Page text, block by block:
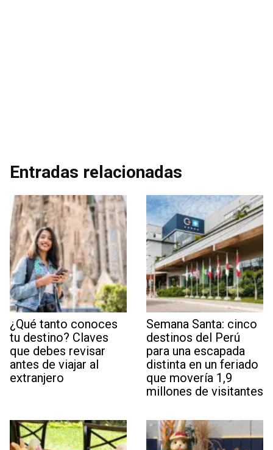
Entradas relacionadas
¿Qué tanto conoces
tu destino? Claves
que debes revisar
antes de viajar al
extranjero
Semana Santa: cinco
destinos del Perú
para una escapada
distinta en un feriado
que movería 1,9
millones de visitantes